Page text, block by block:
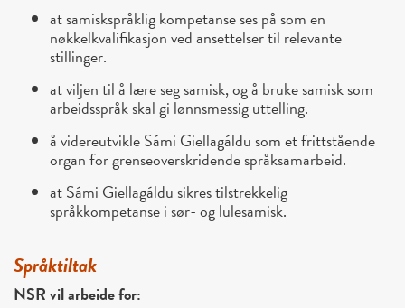
at samiskspråklig kompetanse ses på som en
nøkkelkvalifikasjon ved ansettelser til relevante
stillinger.
at viljen til å lære seg samisk, og å bruke samisk som
arbeidsspråk skal gi lønnsmessig uttelling.
å videreutvikle Sámi Giellagáldu som et frittstående
organ for grenseoverskridende språksamarbeid.
at Sámi Giellagáldu sikres tilstrekkelig
språkkompetanse i sør- og lulesamisk.
Språktiltak
NSR vil arbeide for: